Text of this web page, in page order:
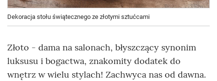
Dekoracja stołu świątecznego ze złotymi sztućcami
Złoto - dama na salonach, błyszczący synonim
luksusu i bogactwa, znakomity dodatek do
wnętrz w wielu stylach! Zachwyca nas od dawna.